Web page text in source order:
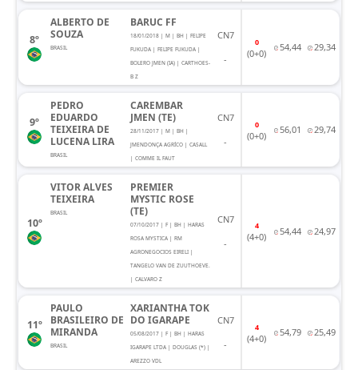
8º
ALBERTO DE
SOUZA
BRASIL
BARUC FF
18/01/2018 | M | BH | FELIPE
FUKUDA | FELIPE FUKUDA |
BOLERO JMEN (IA) | CARTHOES-
B Z
CN7
-
0
(0+0)
54,44 29,34
9º
PEDRO
EDUARDO
TEIXEIRA DE
LUCENA LIRA
BRASIL
CAREMBAR
JMEN (TE)
28/11/2017 | M | BH |
JMENDONÇA AGRÍCO | CASALL
| COMME IL FAUT
CN7
-
0
(0+0)
56,01 29,74
10º
VITOR ALVES
TEIXEIRA
BRASIL
PREMIER
MYSTIC ROSE
(TE)
07/10/2017 | F | BH | HARAS
ROSA MYSTICA | RM
AGRONEGOCIOS EIRELI |
TANGELO VAN DE ZUUTHOEVE.
| CALVARO Z
CN7
-
4
(4+0) 54,44 24,97
11º
PAULO
BRASILEIRO DE
MIRANDA
BRASIL
XARIANTHA TOK
DO IGARAPE
05/08/2017 | F | BH | HARAS
IGARAPE LTDA | DOUGLAS (*) |
AREZZO VDL
CN7
-
4
(4+0)
54,79 25,49